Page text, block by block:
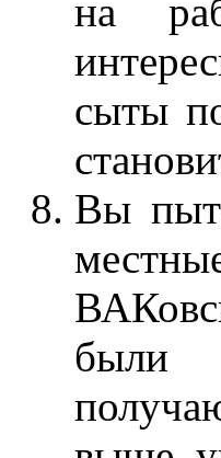
на
сыты
Вы
были